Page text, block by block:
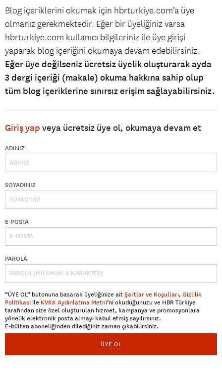
Blog içeriklerini okumak için hbrturkiye.com’a üye
olmanız gerekmektedir. Eğer bir üyeliğiniz varsa
hbrturkiye.com kullanıcı bilgileriniz ile üye girişi
yaparak blog içeriğini okumaya devam edebilirsiniz.
Eğer üye değilseniz ücretsiz üyelik oluşturarak ayda
3 dergi içeriği (makale) okuma hakkına sahip olup
tüm blog içeriklerine sınırsız erişim sağlayabilirsiniz.
Giriş yap veya ücretsiz üye ol, okumaya devam et
ADINIZ
SOYADINIZ
E-POSTA
PAROLA
“ÜYE OL” butonuna basarak üyeliğinize aitŞartlar ve Koşulları, Gizlilik
Politikası ile KVKK Aydınlatma Metni’ni okuduğunuzu ve HBR Türkiye
tarafından size özel oluşturulan hizmet, kampanya ve promosyonlara
yönelik elektronik posta almayı kabul etmiş sayılırsınız.
E-bülten aboneliğinden dilediğiniz zaman çıkabilirsiniz.
ÜYE OL